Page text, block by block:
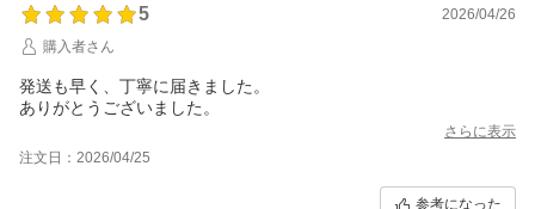
5
2026/04/26
購入者さん
発送も早く、丁寧に届きました。
ありがとうございました。
さらに表示
注文日：2026/04/25
参考になった